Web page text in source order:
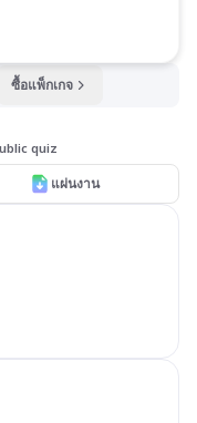
ซื้อแพ็กเกจ
quiz
แผ่นงาน